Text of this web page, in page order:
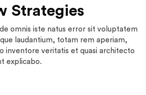
Strategies
omnis iste natus error sit voluptatem
laudantium, totam rem aperiam,
inventore veritatis et quasi architecto
explicabo.